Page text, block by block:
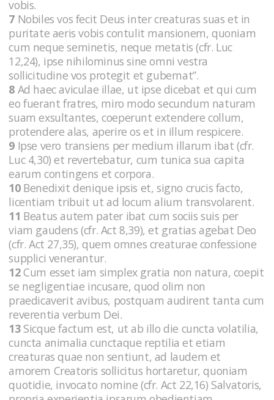
vobis.
7 Nobiles vos fecit Deus inter creaturas suas et in
puritate aeris vobis contulit mansionem, quoniam
cum neque seminetis, neque metatis (cfr. Luc
12,24), ipse nihilominus sine omni vestra
sollicitudine vos protegit et gubernat”.
8 Ad haec aviculae illae, ut ipse dicebat et qui cum
eo fuerant fratres, miro modo secundum naturam
suam exsultantes, coeperunt extendere collum,
protendere alas, aperire os et in illum respicere.
9 Ipse vero transiens per medium illarum ibat (cfr.
Luc 4,30) et revertebatur, cum tunica sua capita
earum contingens et corpora.
10Benedixit denique ipsis et, signo crucis facto,
licentiam tribuit ut ad locum alium transvolarent.
11 Beatus autem pater ibat cum sociis suis per
viam gaudens (cfr. Act 8,39), et gratias agebat Deo
(cfr. Act 27,35), quem omnes creaturae confessione
supplici venerantur.
12Cum esset iam simplex gratia non natura, coepit
se negligentiae incusare, quod olim non
praedicaverit avibus, postquam audirent tanta cum
reverentia verbum Dei.
13Sicque factum est, ut ab illo die cuncta volatilia,
cuncta animalia cunctaque reptilia et etiam
creaturas quae non sentiunt, ad laudem et
amorem Creatoris sollicitus hortaretur, quoniam
quotidie, invocato nomine (cfr. Act 22,16) Salvatoris,